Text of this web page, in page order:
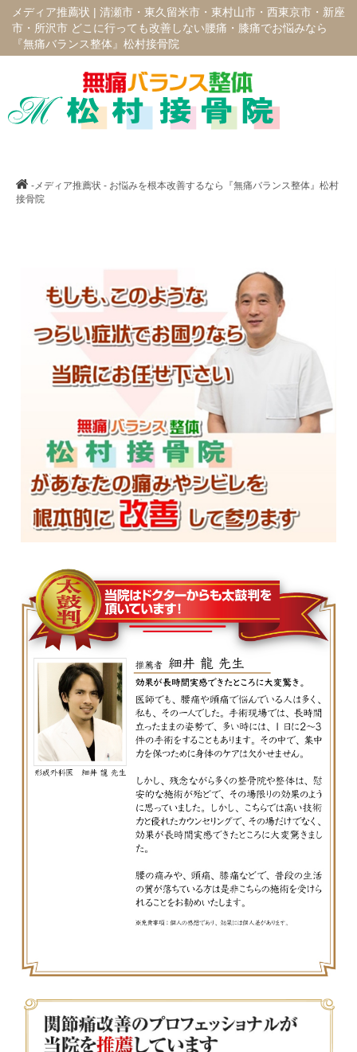
メディア推薦状 | 清瀬市・東久留米市・東村山市・西東京市・新座
市・所沢市 どこに行っても改善しない腰痛・膝痛でお悩みなら
『無痛バランス整体』松村接骨院
-メディア推薦状 - お悩みを根本改善するなら『無痛バランス整体』松村
接骨院